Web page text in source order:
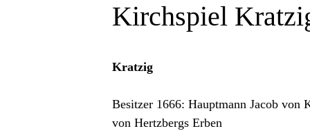
Kirchspiel
Kratzig
Besitzer 1666: Hauptmann Jacob von
von Hertzbergs Erben